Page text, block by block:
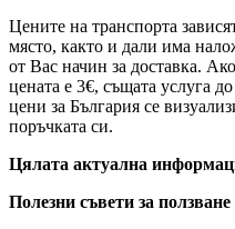
Цените на транспорта
място, както и дали има
от Вас начин за доставка.
цената е 3€, същата услуга
цени за България се
поръчката си.
Цялата актуална
Полезни съвети за